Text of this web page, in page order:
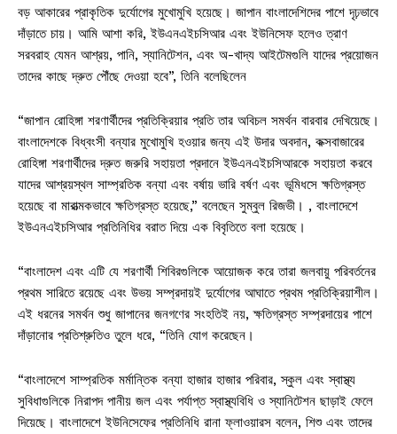
বড় আকারের প্রাকৃতিক দুর্যোগের মুখোমুখি হয়েছে। জাপান বাংলাদেশিদের পাশে দৃঢ়ভাবে
দাঁড়াতে চায়। আমি আশা করি, ইউএনএইচসিআর এবং ইউনিসেফ হলেও ত্রাণ
সরবরাহ যেমন আশ্রয়, পানি, স্যানিটেশন, এবং অ-খাদ্য আইটেমগুলি যাদের প্রয়োজন
তাদের কাছে দ্রুত পৌঁছে দেওয়া হবে”, তিনি বলেছিলেন
“জাপান রোহিঙ্গা শরণার্থীদের প্রতিক্রিয়ার প্রতি তার অবিচল সমর্থন বারবার দেখিয়েছে।
বাংলাদেশকে বিধ্বংসী বন্যার মুখোমুখি হওয়ার জন্য এই উদার অবদান, কক্সবাজারের
রোহিঙ্গা শরণার্থীদের দ্রুত জরুরি সহায়তা প্রদানে ইউএনএইচসিআরকে সহায়তা করবে
যাদের আশ্রয়স্থল সাম্প্রতিক বন্যা এবং বর্ষায় ভারি বর্ষণ এবং ভূমিধসে ক্ষতিগ্রস্ত
হয়েছে বা মারাত্মকভাবে ক্ষতিগ্রস্ত হয়েছে,” বলেছেন সুম্বুল রিজভী। , বাংলাদেশে
ইউএনএইচসিআর প্রতিনিধির বরাত দিয়ে এক বিবৃতিতে বলা হয়েছে।
“বাংলাদেশ এবং এটি যে শরণার্থী শিবিরগুলিকে আয়োজক করে তারা জলবায়ু পরিবর্তনের
প্রথম সারিতে রয়েছে এবং উভয় সম্প্রদায়ই দুর্যোগের আঘাতে প্রথম প্রতিক্রিয়াশীল।
এই ধরনের সমর্থন শুধু জাপানের জনগণের সংহতিই নয়, ক্ষতিগ্রস্ত সম্প্রদায়ের পাশে
দাঁড়ানোর প্রতিশ্রুতিও তুলে ধরে, “তিনি যোগ করেছেন।
“বাংলাদেশে সাম্প্রতিক মর্মান্তিক বন্যা হাজার হাজার পরিবার, স্কুল এবং স্বাস্থ্য
সুবিধাগুলিকে নিরাপদ পানীয় জল এবং পর্যাপ্ত স্বাস্থ্যবিধি ও স্যানিটেশন ছাড়াই ফেলে
দিয়েছে। বাংলাদেশে ইউনিসেফের প্রতিনিধি রানা ফ্লাওয়ারস বলেন, শিশু এবং তাদের